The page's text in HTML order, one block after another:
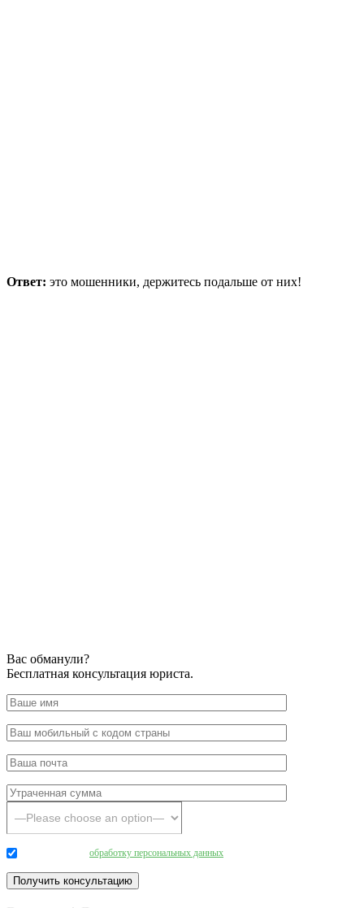
Ответ: это мошенники, держитесь подальше от них!
Вас обманули?
Бесплатная консультация юриста.
обработку персональных данных